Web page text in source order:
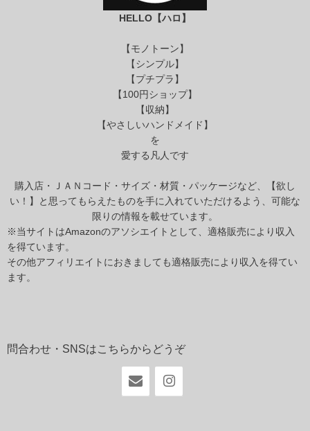
HELLO【ハロ】
【モノトーン】
【シンプル】
【プチプラ】
【100円ショップ】
【収納】
【やさしいハンドメイド】
を
愛する凡人です
購入店・ＪＡＮコード・サイズ・材質・パッケージなど、【欲し
い！】と思ってもらえたものを手に入れていただけるよう、可能な
限りの情報を載せています。
※当サイトはAmazonのアソシエイトとして、適格販売により収入
を得ています。
その他アフィリエイトにおきましても適格販売により収入を得てい
ます。
問合わせ・SNSはこちらからどうぞ